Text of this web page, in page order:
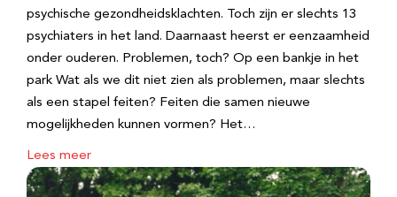
psychische gezondheidsklachten. Toch zijn er slechts 13
psychiaters in het land. Daarnaast heerst er eenzaamheid
onder ouderen. Problemen, toch? Op een bankje in het
park Wat als we dit niet zien als problemen, maar slechts
als een stapel feiten? Feiten die samen nieuwe
mogelijkheden kunnen vormen? Het…
Lees meer